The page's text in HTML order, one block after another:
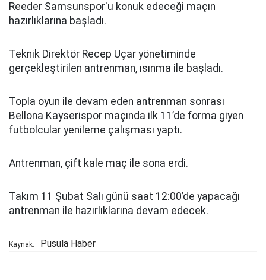
Reeder Samsunspor'u konuk edeceği maçın
hazırlıklarına başladı.
Teknik Direktör Recep Uçar yönetiminde
gerçekleştirilen antrenman, ısınma ile başladı.
Topla oyun ile devam eden antrenman sonrası
Bellona Kayserispor maçında ilk 11’de forma giyen
futbolcular yenileme çalışması yaptı.
Antrenman, çift kale maç ile sona erdi.
Takım 11 Şubat Salı günü saat 12:00’de yapacağı
antrenman ile hazırlıklarına devam edecek.
Kaynak: Pusula Haber